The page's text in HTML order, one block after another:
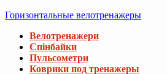
Горизонтальные велотренажеры
Велотренажери
Спінбайки
Пульсометри
Коврики под тренажеры